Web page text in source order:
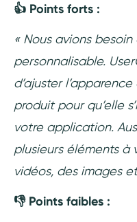
👍 Points forts :
« Nous avions
personnalisable.
d’ajuster
produit pour qu’elle
votre application.
plusieurs éléments à
vidéos, des images
👎 Points faibles :